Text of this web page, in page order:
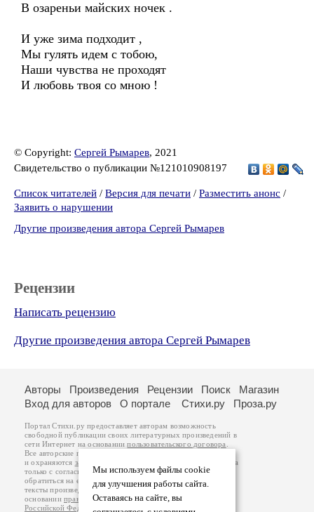
В озареньи майских ночек .
И уже зима подходит ,
Мы гулять идем с тобою,
Наши чувства не проходят
И любовь твоя со мною !
© Copyright: Сергей Рымарев, 2021
Свидетельство о публикации №121010908197
Список читателей / Версия для печати / Разместить анонс /
Заявить о нарушении
Другие произведения автора Сергей Рымарев
Рецензии
Написать рецензию
Другие произведения автора Сергей Рымарев
Мы используем файлы cookie
для улучшения работы сайта.
Оставаясь на сайте, вы
Авторы Произведения Рецензии Поиск
Магазин
Вход для авторов
О портале Стихи.ру Проза.ру
Портал Стихи.ру предоставляет авторам возможность
свободной публикации своих литературных произведений в
сети Интернет на основаниипользовательского договора
Все авторские права на произведения принадлежат авторам
и охраняются законом
. Перепечатка произведений возможна
только с согласия его автора, к которому вы можете
обратиться на его авторской странице. Ответственность за
тексты произведений авторы несут самостоятельно на
основанииправил публикацииизаконодательства
Российской Федерации